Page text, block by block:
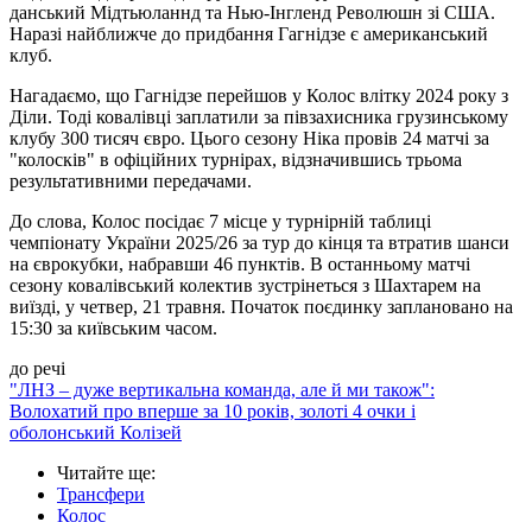
данський Мідтьюланнд та Нью-Інгленд Революшн зі США.
Наразі найближче до придбання Гагнідзе є американський
клуб.
Нагадаємо, що Гагнідзе перейшов у Колос влітку 2024 року з
Діли. Тоді ковалівці заплатили за півзахисника грузинському
клубу 300 тисяч євро. Цього сезону Ніка провів 24 матчі за
"колосків" в офіційних турнірах, відзначившись трьома
результативними передачами.
До слова, Колос посідає 7 місце у турнірній таблиці
чемпіонату України 2025/26 за тур до кінця та втратив шанси
на єврокубки, набравши 46 пунктів. В останньому матчі
сезону ковалівський колектив зустрінеться з Шахтарем на
виїзді, у четвер, 21 травня. Початок поєдинку заплановано на
15:30 за київським часом.
до речі
"ЛНЗ – дуже вертикальна команда, але й ми також":
Волохатий про вперше за 10 років, золоті 4 очки і
оболонський Колізей
Читайте ще:
Трансфери
Колос